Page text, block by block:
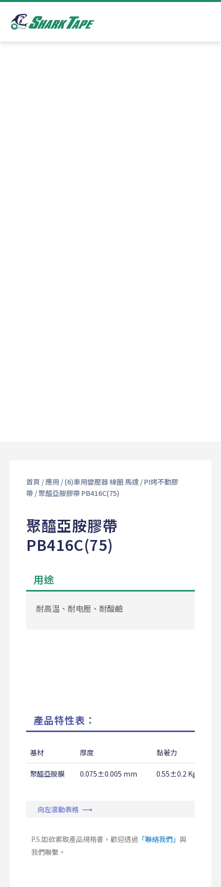
首頁 /應用 / (6)車用變壓器 線圈 馬達/ PI烤不動膠
帶/ 聚醯亞胺膠帶 PB416C(75)
聚醯亞胺膠帶
PB416C(75)
用途
耐高温、耐电壓、耐酸鹼
產品特性表：
基材 厚度 黏著力
聚醯亞胺膜 0.075±0.005 mm 0.55±0.2 Kg/25mm
向左滾動表格 ⟶
P.S.如欲索取產品規格書，歡迎透過 「聯絡我們」 與
我們聯繫。